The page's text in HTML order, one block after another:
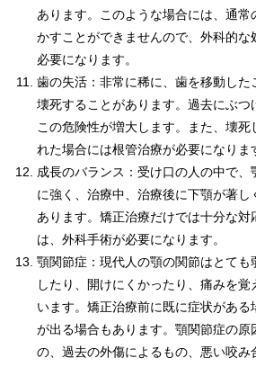
あります。このような場合には、通常
かすことができませんので、外科的な
必要になります。
歯の失活：非常に稀に、歯を移動した
壊死することがあります。過去にぶつ
この危険性が増大します。また、壊死
れた場合には根管治療が必要になりま
成長のバランス：受け口の人の中で
に強く、治療中、治療後に下顎が著
あります。矯正治療だけでは十分な対
は、外科手術が必要になります。
顎関節症：現代人の顎の関節はとても
したり、開けにくかったり、痛みを
います。矯正治療前に既に症状がある
が出る場合もあります。顎関節症の原
の、過去の外傷によるもの、悪い咬み